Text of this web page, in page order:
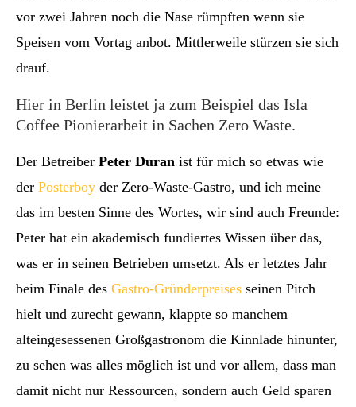
vor zwei Jahren noch die Nase rümpften wenn sie
Speisen vom Vortag anbot. Mittlerweile stürzen sie sich
drauf.
Hier in Berlin leistet ja zum Beispiel das Isla
Coffee Pionierarbeit in Sachen Zero Waste.
Der Betreiber Peter Duran ist für mich so etwas wie
der Posterboy der Zero-Waste-Gastro, und ich meine
das im besten Sinne des Wortes, wir sind auch Freunde:
Peter hat ein akademisch fundiertes Wissen über das,
was er in seinen Betrieben umsetzt. Als er letztes Jahr
beim Finale des Gastro-Gründerpreises seinen Pitch
hielt und zurecht gewann, klappte so manchem
alteingesessenen Großgastronom die Kinnlade hinunter,
zu sehen was alles möglich ist und vor allem, dass man
damit nicht nur Ressourcen, sondern auch Geld sparen